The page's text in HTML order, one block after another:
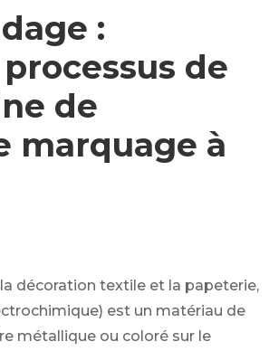
:
de
de
marquage à
décoration textile et la papeterie,
est un matériau de
métallique ou coloré sur le